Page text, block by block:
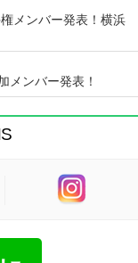
メンバー発表！横浜
メンバー発表！